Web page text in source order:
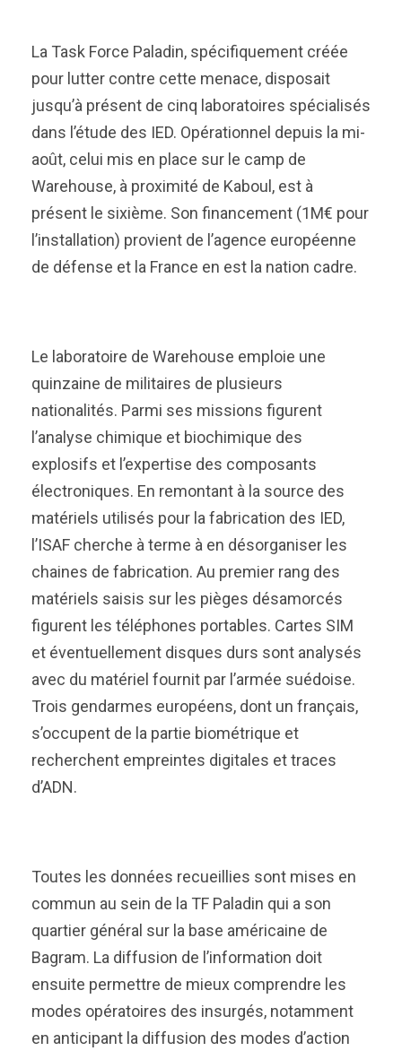
La Task Force Paladin, spécifiquement créée
pour lutter contre cette menace, disposait
jusqu’à présent de cinq laboratoires spécialisés
dans l’étude des IED. Opérationnel depuis la mi-
août, celui mis en place sur le camp de
Warehouse, à proximité de Kaboul, est à
présent le sixième. Son financement (1M€ pour
l’installation) provient de l’agence européenne
de défense et la France en est la nation cadre.
Le laboratoire de Warehouse emploie une
quinzaine de militaires de plusieurs
nationalités. Parmi ses missions figurent
l’analyse chimique et biochimique des
explosifs et l’expertise des composants
électroniques. En remontant à la source des
matériels utilisés pour la fabrication des IED,
l’ISAF cherche à terme à en désorganiser les
chaines de fabrication. Au premier rang des
matériels saisis sur les pièges désamorcés
figurent les téléphones portables. Cartes SIM
et éventuellement disques durs sont analysés
avec du matériel fournit par l’armée suédoise.
Trois gendarmes européens, dont un français,
s’occupent de la partie biométrique et
recherchent empreintes digitales et traces
d’ADN.
Toutes les données recueillies sont mises en
commun au sein de la TF Paladin qui a son
quartier général sur la base américaine de
Bagram. La diffusion de l’information doit
ensuite permettre de mieux comprendre les
modes opératoires des insurgés, notamment
en anticipant la diffusion des modes d’action